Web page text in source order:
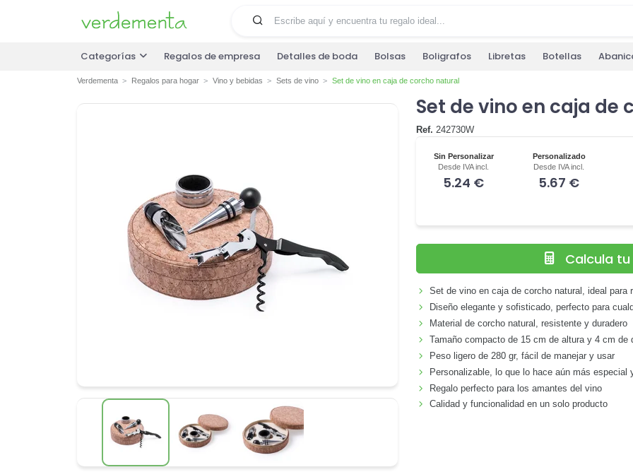
Categorías Regalos de empresa Detalles de boda Bolsas Boligrafos Libretas Botellas
Verdementa Regalos para hogar Vino y bebidas Sets de vino Set de vino en caja de corcho natural
Set de vino en caja
Ref. 242730W
Sin Personalizar
Desde IVA incl.
5.24 €
Personalizado
Desde IVA incl.
5.67 €
Calcula
Set de vino en caja de corcho natural, ideal para
Diseño elegante y sofisticado, perfecto para
Material de corcho natural, resistente y duradero
Tamaño compacto de 15 cm de altura y 4 cm
Peso ligero de 280 gr, fácil de manejar y usar
Personalizable, lo que lo hace aún más especial
Regalo perfecto para los amantes del vino
Calidad y funcionalidad en un solo producto